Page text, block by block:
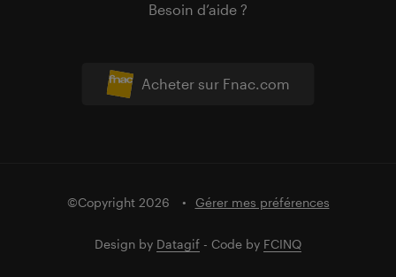
Acheter sur Fnac.com
Besoin d’aide ?
©Copyright 2026 Gérer mes préférences
Design by Datagif - Code by FCINQ